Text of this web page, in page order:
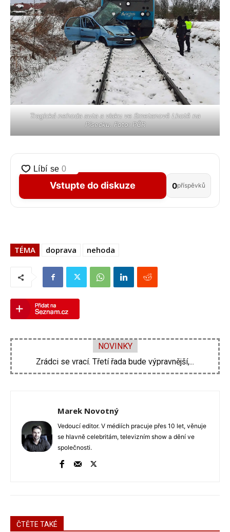
Tragická nehoda auta a vlaku ve Smetanově Lhotě na
Písecku. Foto: PČR
Vstupte do diskuze 0příspěvků
TÉMA doprava nehoda
NOVINKY
Zdeněk Pohlreich opět vtrhne do hospod. Nové...
Marek Novotný
Vedoucí editor. V médiích pracuje přes 10 let, věnuje
se hlavně celebritám, televizním show a dění ve
společnosti.
ČTĚTE TAKÉ